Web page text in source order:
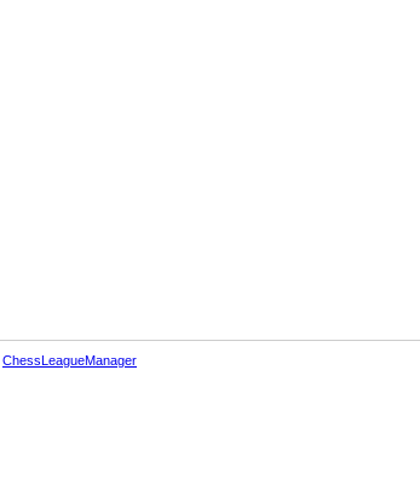
ChessLeagueManager